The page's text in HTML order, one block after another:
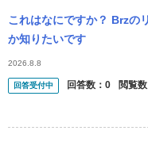
これはなにですか？ Brzの
か知りたいです
2026.8.8
回答受付中 回答数： 0 閲覧数